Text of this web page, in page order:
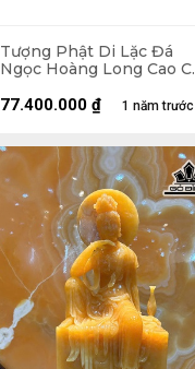
Tượng Phật Di Lặc Đá
Ngọc Hoàng Long Cao
Tượng Cao 105 Ngang 76
1 năm trước
77.400.000 ₫